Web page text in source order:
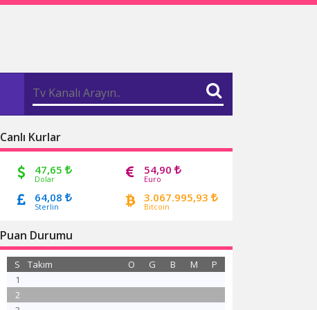
Canlı Kurlar
47,65
Dolar
54,90
Euro
64,08
Sterlin
3.067.995,93
Bitcoin
Puan Durumu
S Takım P
M
B
G
O
1
2